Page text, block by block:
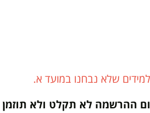
שלא נבחנו במועד א.
ההרשמה לא תקלט ולא תוזמן